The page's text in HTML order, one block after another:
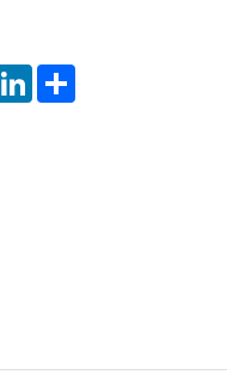
LinkedIn
Share